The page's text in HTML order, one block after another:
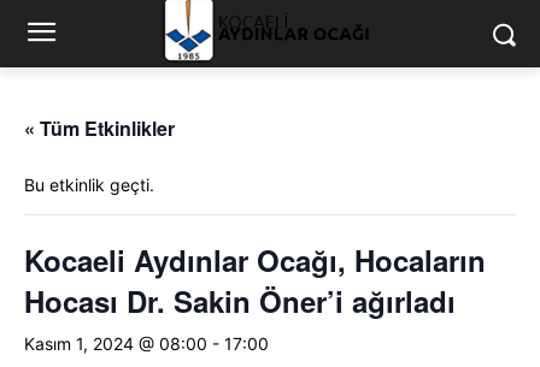
« Tüm Etkinlikler
Bu etkinlik geçti.
Kocaeli Aydınlar Ocağı, Hocaların
Hocası Dr. Sakin Öner’i ağırladı
Kasım 1, 2024 @ 08:00 - 17:00